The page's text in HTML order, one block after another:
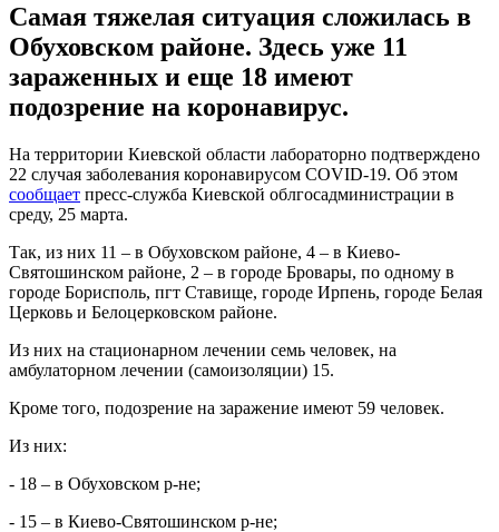
Самая тяжелая ситуация сложилась в
Обуховском районе. Здесь уже 11
зараженных и еще 18 имеют
подозрение на коронавирус.
На территории Киевской области лабораторно подтверждено
22 случая заболевания коронавирусом COVID-19. Об этом
сообщает пресс-служба Киевской облгосадминистрации в
среду, 25 марта.
Так, из них 11 – в Обуховском районе, 4 – в Киево-
Святошинском районе, 2 – в городе Бровары, по одному в
городе Борисполь, пгт Ставище, городе Ирпень, городе Белая
Церковь и Белоцерковском районе.
Из них на стационарном лечении семь человек, на
амбулаторном лечении (самоизоляции) 15.
Кроме того, подозрение на заражение имеют 59 человек.
Из них:
- 18 – в Обуховском р-не;
- 15 – в Киево-Святошинском р-не;